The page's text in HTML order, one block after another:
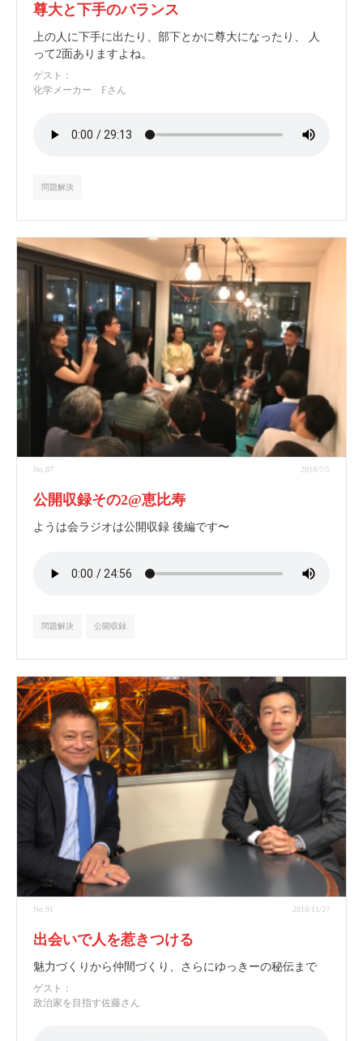
尊大と下手のバランス
上の人に下手に出たり、部下とかに尊大になったり、 人
って2面ありますよね。
ゲスト：
化学メーカー Fさん
問題解決
No.87 2018/7/5
公開収録その2@恵比寿
ようは会ラジオは公開収録 後編です〜
問題解決 公開収録
No.91 2018/11/27
出会いで人を惹きつける
魅力づくりから仲間づくり、さらにゆっきーの秘伝まで
ゲスト：
政治家を目指す佐藤さん